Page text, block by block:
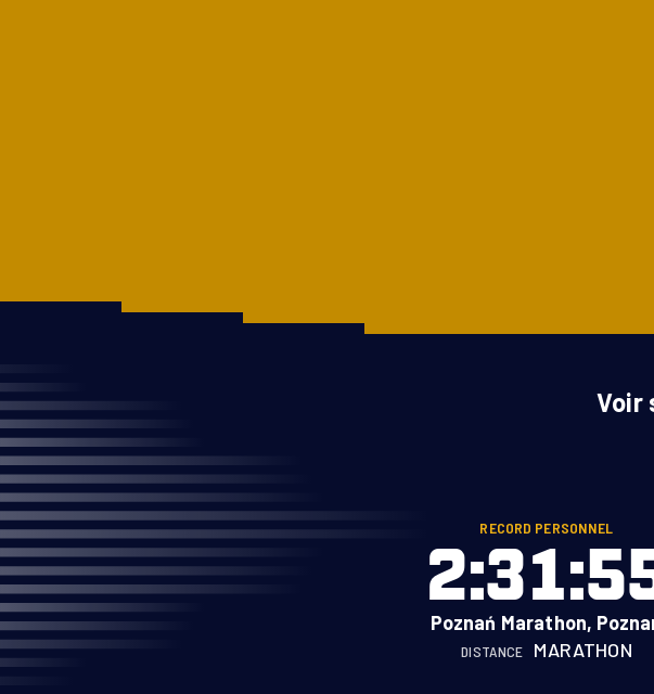
Voir
RECORD PERSONNEL
Poznań Marathon,
DISTANCE MARATHON
COURSES
Marathon du Gabon
Run in Masuku
10KMPOG
LABELS
ENGAGEMENTS